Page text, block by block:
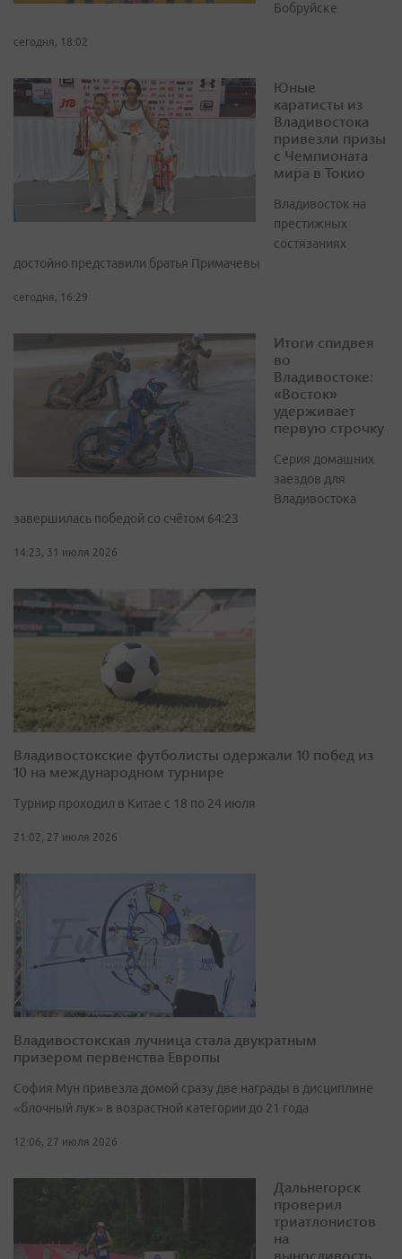
Бобруйске
сегодня, 18:02
Юные
каратисты из
Владивостока
привезли призы
с Чемпионата
мира в Токио
Владивосток на
престижных
состязаниях
достойно представили братья Примачевы
сегодня, 16:29
Итоги спидвея
во
Владивостоке:
«Восток»
удерживает
первую строчку
Серия домашних
заездов для
Владивостока
завершилась победой со счётом 64:23
14:23, 31 июля 2026
Владивостокские футболисты одержали 10 побед из
10 на международном турнире
Турнир проходил в Китае с 18 по 24 июля
21:02, 27 июля 2026
Владивостокская лучница стала двукратным
призером первенства Европы
София Мун привезла домой сразу две награды в дисциплине
«блочный лук» в возрастной категории до 21 года
12:06, 27 июля 2026
Дальнегорск
проверил
триатлонистов
на